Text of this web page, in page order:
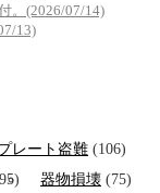
。(2026/07/14)
13)
レート盗難 (106)
器物損壊 (75)